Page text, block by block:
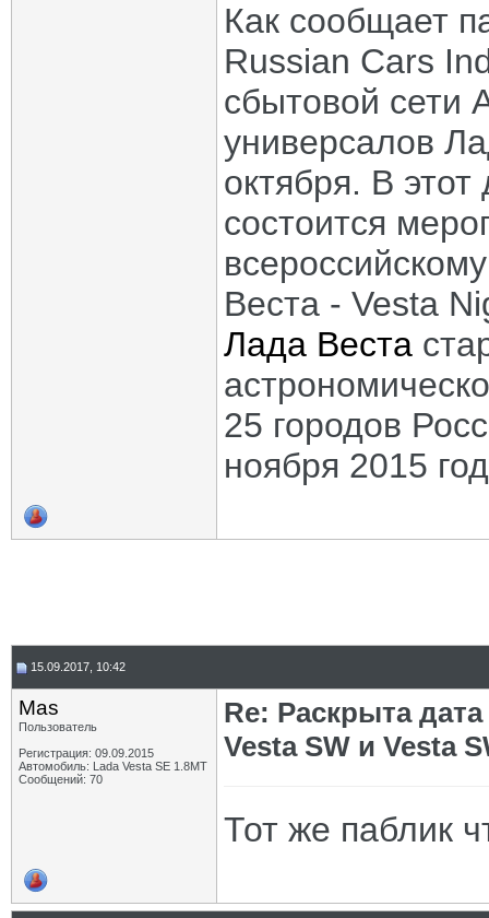
Как сообщает
Russian Cars
сбытовой сети
универсалов
октября. В
состоится
Веста - Vesta
Лада Веста
25 городов
ноября 2015
15.09.2017, 10:42
Mas
Пользователь
Регистрация: 09.09.2015
Автомобиль: Lada Vesta SE 1.8MT
Сообщений: 70
Re: Раскрыта
Vesta SW и Vesta
Тот же паблик